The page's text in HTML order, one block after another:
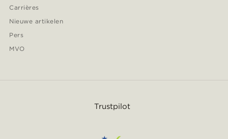
Carrières
Nieuwe artikelen
Pers
MVO
Trustpilot